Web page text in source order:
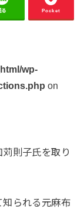
る Pocket
wp-
on
則子氏を取り
知られる元麻布